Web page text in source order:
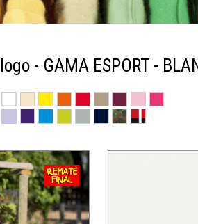
- GAMA ESPORT -